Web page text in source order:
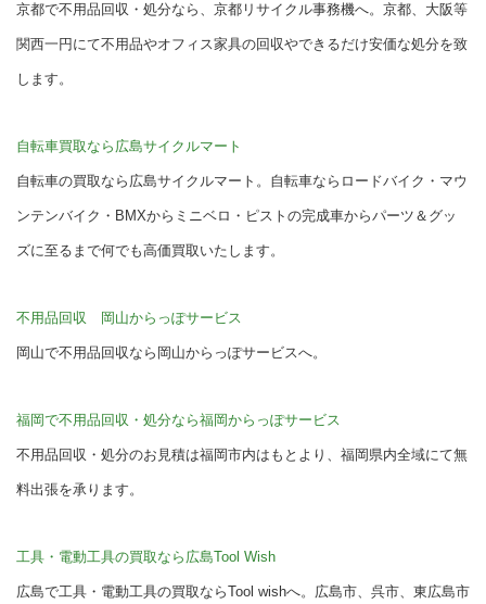
京都で不用品回収・処分なら、京都リサイクル事務機へ。京都、大阪等
関西一円にて不用品やオフィス家具の回収やできるだけ安価な処分を致
します。
自転車買取なら広島サイクルマート
自転車の買取なら広島サイクルマート。自転車ならロードバイク・マウ
ンテンバイク・BMXからミニベロ・ピストの完成車からパーツ＆グッ
ズに至るまで何でも高価買取いたします。
不用品回収 岡山からっぽサービス
岡山で不用品回収なら岡山からっぽサービスへ。
福岡で不用品回収・処分なら福岡からっぽサービス
不用品回収・処分のお見積は福岡市内はもとより、福岡県内全域にて無
料出張を承ります。
工具・電動工具の買取なら広島Tool Wish
広島で工具・電動工具の買取ならTool wishへ。広島市、呉市、東広島市